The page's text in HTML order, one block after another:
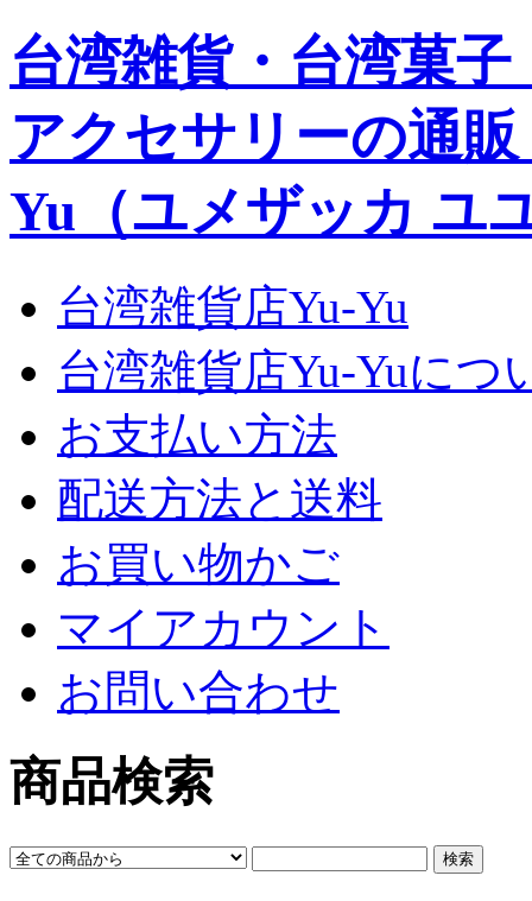
台湾雑貨・台湾菓
アクセサリーの通
Yu（ユメザッカ ユ
台湾雑貨店Yu-Yu
台湾雑貨店Yu-Yuにつ
お支払い方法
配送方法と送料
お買い物かご
マイアカウント
お問い合わせ
商品検索